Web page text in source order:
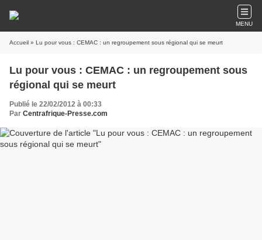
MENU
Accueil » Lu pour vous : CEMAC : un regroupement sous régional qui se meurt
Lu pour vous : CEMAC : un regroupement sous
régional qui se meurt
Publié le 22/02/2012 à 00:33
Par Centrafrique-Presse.com